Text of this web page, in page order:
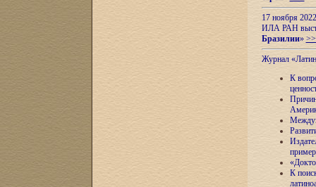
17 ноября
ИЛА РАН
Бразилии»
Журнал
К
К